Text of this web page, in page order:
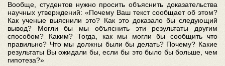
Вообще, студентов нужно просить объяснить доказательства
научных утверждений: «Почему Ваш текст сообщает об этом?
Как ученые выяснили это? Как это доказало бы следующий
вывод? Могли бы мы объяснить эти результаты другим
способом? Каким? Тогда, как мы могли бы сообщить что
правильно? Что мы должны были бы делать? Почему? Какие
результаты Вы ожидали бы, если бы это было бы больше, чем
гипотеза?»